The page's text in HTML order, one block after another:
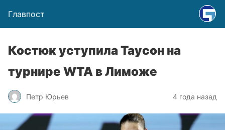
Главпост
Костюк уступила Таусон на
турнире WTA в Лиможе
Петр Юрьев 4 года назад